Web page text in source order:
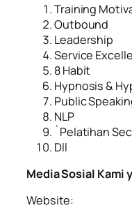
Training
Outbound
Leadership
Service
8 Habit
Hypnosis &
Public
NLP
`Pelatihan
Dll
Media Sosial Kami
Website: